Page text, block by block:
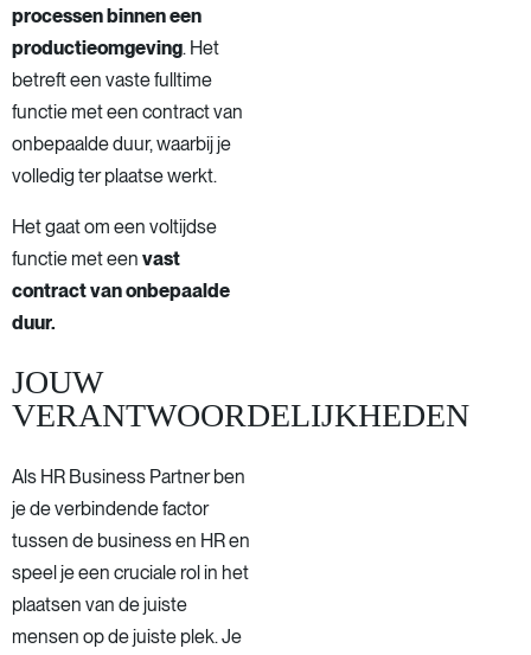
processen binnen een
productieomgeving. Het
betreft een vaste fulltime
functie met een contract van
onbepaalde duur, waarbij je
volledig ter plaatse werkt.
Het gaat om een voltijdse
functie met een vast
contract van onbepaalde
duur.
JOUW
VERANTWOORDELIJKHEDEN
Als HR Business Partner ben
je de verbindende factor
tussen de business en HR en
speel je een cruciale rol in het
plaatsen van de juiste
mensen op de juiste plek. Je